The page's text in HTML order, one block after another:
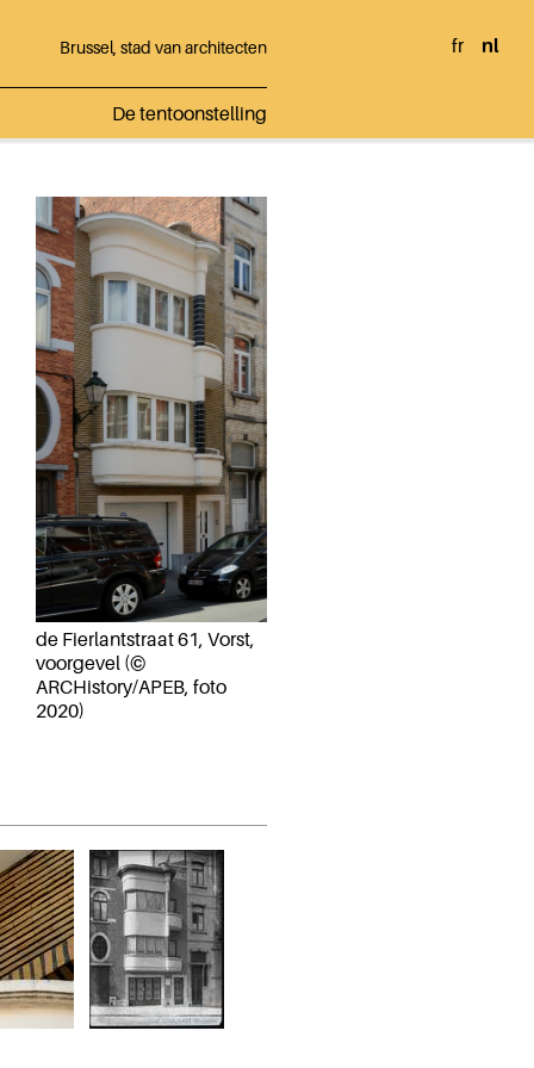
Brussel, stad van architecten
De tentoonstelling
fr nl
de Fierlantstraat 61, Vorst,
voorgevel (©
ARCHistory/APEB, foto
2020)